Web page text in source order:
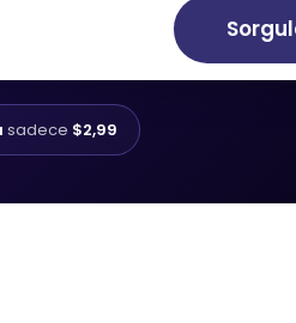
sadece $2,99